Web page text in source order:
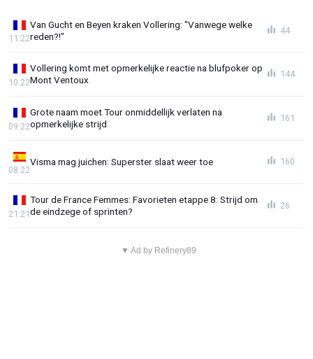
Van Gucht en Beyen kraken Vollering: "Vanwege welke
reden?!"
11:22
44
Vollering komt met opmerkelijke reactie na blufpoker op
Mont Ventoux
10:22
144
Grote naam moet Tour onmiddellijk verlaten na
opmerkelijke strijd
09:22
161
Visma mag juichen: Superster slaat weer toe
08:22
160
Tour de France Femmes: Favorieten etappe 8: Strijd om
de eindzege of sprinten?
21:21
26
▼ Ad by Refinery89